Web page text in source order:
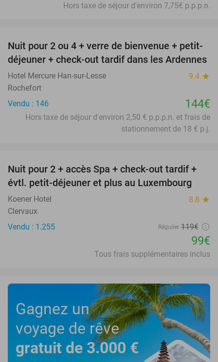
Hors taxe de séjour d'environ 7,75€ p.p.p.n.
Nuit pour 2 ou 4 + verre de bienvenue + petit-
déjeuner + check-out tardif dans les Ardennes
Hotel Mercure Han-sur-Lesse 9.4 star
Rochefort
Vendu : 146
144€
Hors taxe de séjour d'environ 2,50 € p.p.p.n. et frais de
stationnement de 18 € p.j.
17%
Nuit pour 2 + accès Spa + check-out tardif +
évtl. petit-déjeuner et plus au Luxembourg
Koener Hotel 8.8 star
Clervaux
Vendu : 1.255
Régulier 119€
99€
Tous frais supplémentaires inclus
Gagnez un
voyage de rêve
gratuit de 3.000 €